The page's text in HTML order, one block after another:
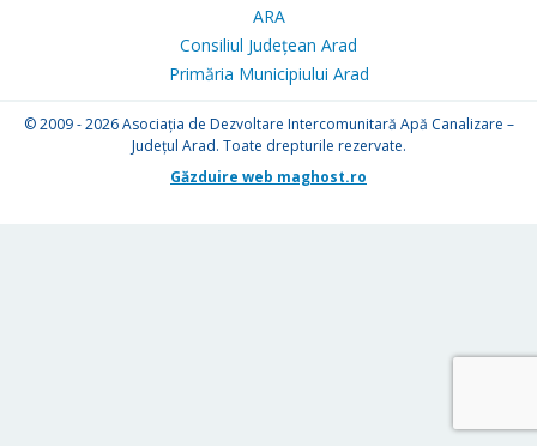
ARA
Consiliul Județean Arad
Primăria Municipiului Arad
© 2009 - 2026Asociația de Dezvoltare Intercomunitară Apă Canalizare –
Județul Arad. Toate drepturile rezervate.
Găzduire web maghost.ro